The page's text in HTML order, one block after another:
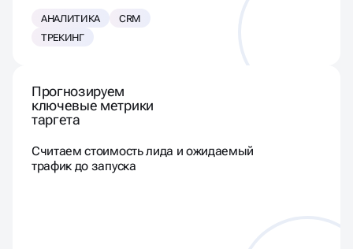
АНАЛИТИКА
CRM
ТРЕКИНГ
Прогнозируем
ключевые метрики
таргета
Считаем стоимость лида и ожидаемый
трафик до запуска